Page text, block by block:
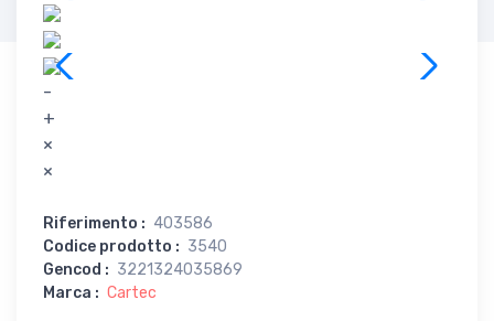
-
+
×
×
Riferimento : 403586
Codice prodotto : 3540
Gencod : 3221324035869
Marca : Cartec